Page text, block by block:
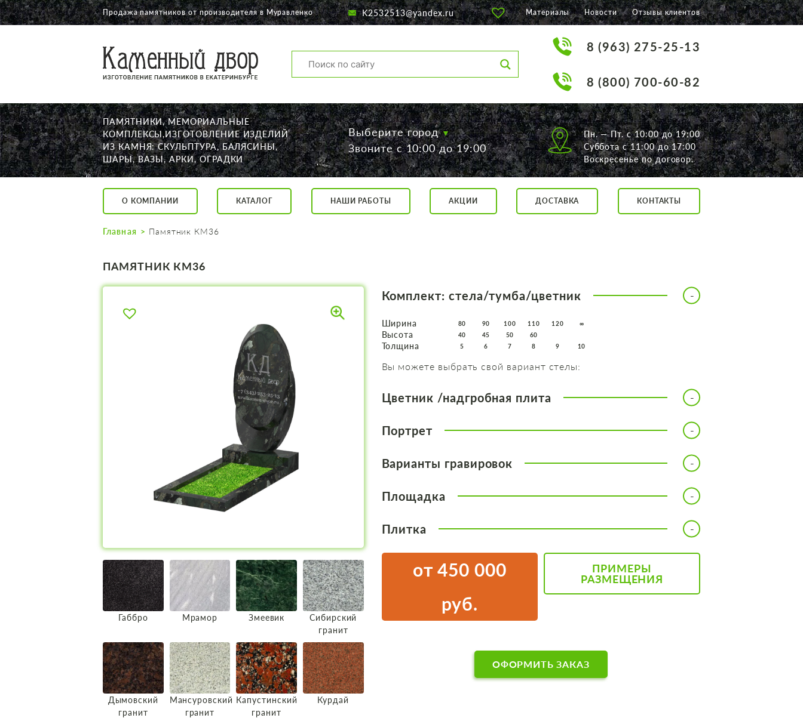
О КОМПАНИИ
КАТАЛОГ
НАШИ РАБОТЫ
АКЦИИ
ДОСТАВКА
КОНТАКТЫ
K2532513@yandex.ru
Екатеринбург, Щорса, 56
Суббота с 11:00 до 17:00
Продажа памятников от производителя в Муравленко K2532513@yandex.ru Материалы Новости Отзывы клиентов
8 (963) 275-25-13
8 (800) 700-60-82
ПАМЯТНИКИ, МЕМОРИАЛЬНЫЕ
КОМПЛЕКСЫ,ИЗГОТОВЛЕНИЕ ИЗДЕЛИЙ
ИЗ КАМНЯ: СКУЛЬПТУРА, БАЛЯСИНЫ,
ШАРЫ, ВАЗЫ, АРКИ, ОГРАДКИ
Выберите город
Звоните с 10:00 до 19:00
Пн. — Пт. с 10:00 до 19:00
Суббота с 11:00 до 17:00
Воскресенье по договор.
О КОМПАНИИ КАТАЛОГ НАШИ РАБОТЫ АКЦИИ ДОСТАВКА КОНТАКТЫ
Главная Памятник КМ36
ПАМЯТНИК КМ36
Габбро Мрамор Змеевик
Сибирский
гранит
Дымовский
гранит
Мансуровский
гранит
Капустинский
гранит
Курдай
Комплект: стела/тумба/цветник
Ширина 80 90 100 110 120 ∞
Высота 40 45 50 60
Толщина 5 6 7 8 9 10
Вы можете выбрать свой вариант стелы:
Цветник /надгробная плита
Портрет
Варианты гравировок
Площадка
Плитка
от 450 000
руб.
ПРИМЕРЫ
РАЗМЕЩЕНИЯ
ОФОРМИТЬ ЗАКАЗ